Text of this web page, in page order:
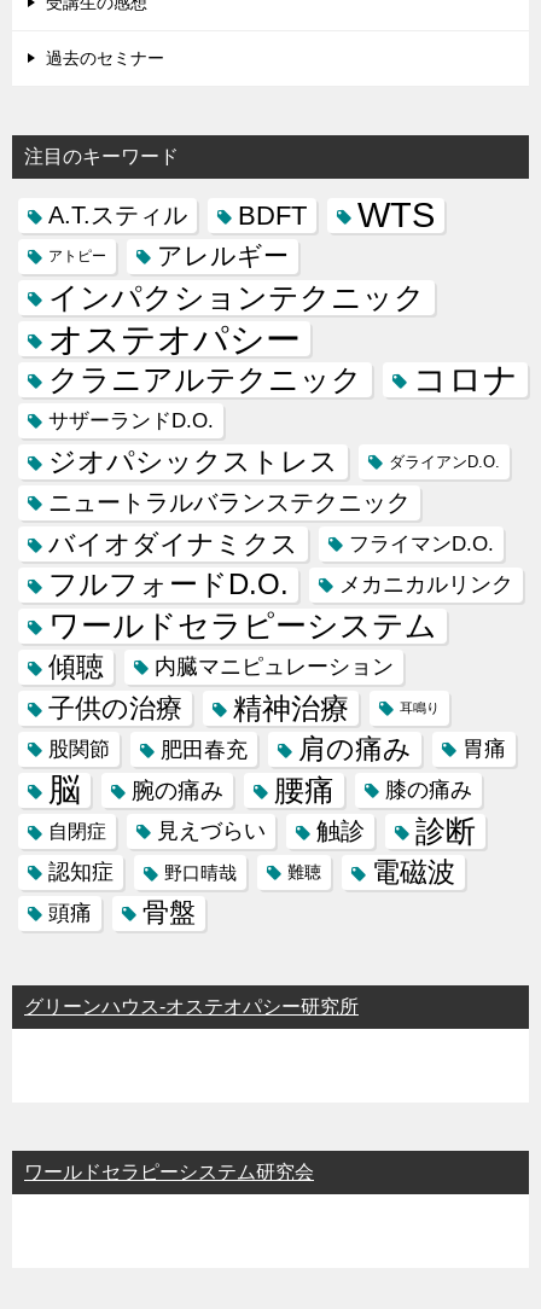
過去のセミナー
注目のキーワード
A.T.スティル BDFT WTS
アトピー アレルギー
インパクションテクニック
オステオパシー
クラニアルテクニック コロナ
サザーランドD.O.
ジオパシックストレス ダライアンD.O.
ニュートラルバランステクニック
バイオダイナミクス フライマンD.O.
フルフォードD.O. メカニカルリンク
ワールドセラピーシステム
傾聴 内臓マニピュレーション
子供の治療 精神治療 耳鳴り
股関節 肥田春充 肩の痛み 胃痛
脳 腕の痛み 腰痛 膝の痛み
自閉症 見えづらい 触診 診断
認知症 野口晴哉 難聴 電磁波
頭痛 骨盤
グリーンハウス-オステオパシー研究所
ワールドセラピーシステム研究会